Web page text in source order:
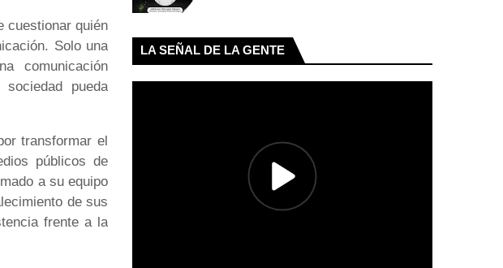
cuestionar quién
Solo una
comunicación
pueda
transformar el
públicos de
a su equipo
de sus
frente a la
LA SEÑAL DE LA GENTE